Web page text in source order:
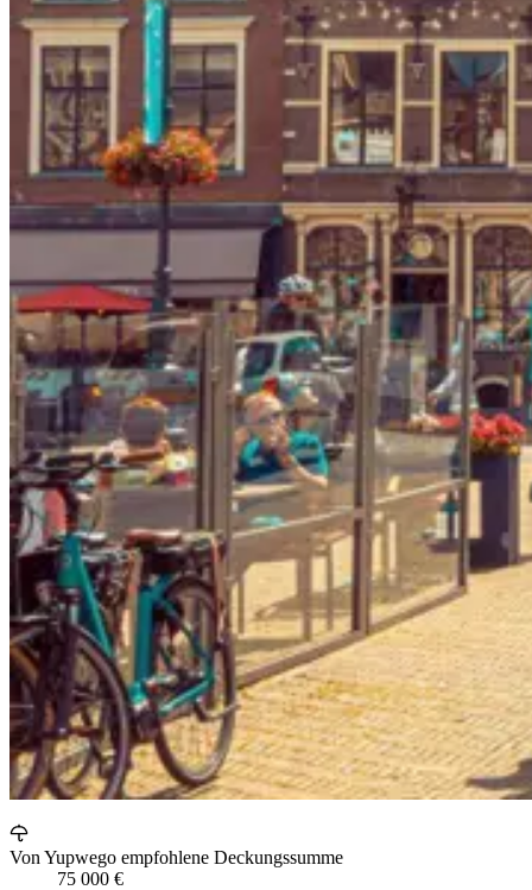
Von Yupwego empfohlene Deckungssumme
75 000 €